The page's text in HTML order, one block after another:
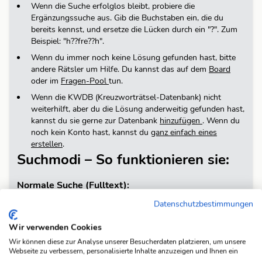
Wenn die Suche erfolglos bleibt, probiere die
Ergänzungssuche aus. Gib die Buchstaben ein, die du
bereits kennst, und ersetze die Lücken durch ein "?". Zum
Beispiel: "h??fre??h".
Wenn du immer noch keine Lösung gefunden hast, bitte
andere Rätsler um Hilfe. Du kannst das auf dem Board
oder im Fragen-Pool tun.
Wenn die KWDB (Kreuzworträtsel-Datenbank) nicht
weiterhilft, aber du die Lösung anderweitig gefunden hast,
kannst du sie gerne zur Datenbank hinzufügen . Wenn du
noch kein Konto hast, kannst du ganz einfach eines
erstellen.
Suchmodi – So funktionieren sie:
Normale Suche (Fulltext):
In diesem Modus wird deine Suchanfrage über die
Volltextsuche verarbeitet. Das System bewertet die
Relevanz der gefundenen Ergebnisse – je besser der
Text zur Anfrage passt, desto höher wird er gerankt.
Datenschutzbestimmungen
Wir verwenden Cookies
Wir können diese zur Analyse unserer Besucherdaten platzieren, um unsere
Webseite zu verbessern, personalisierte Inhalte anzuzeigen und Ihnen ein